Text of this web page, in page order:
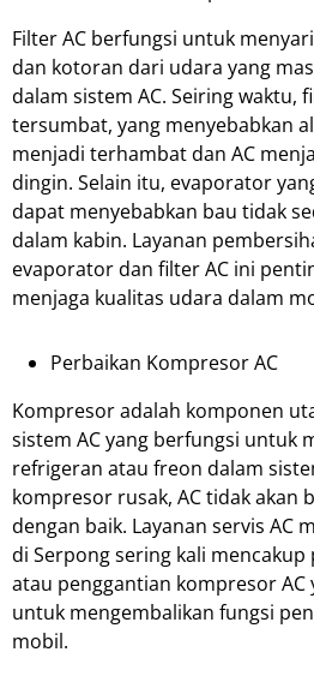
Filter AC berfungsi untuk
dan kotoran dari udara yang
dalam sistem AC. Seiring waktu,
tersumbat, yang menyebabkan
menjadi terhambat dan AC
dingin. Selain itu, evaporator
dapat menyebabkan bau tidak
dalam kabin. Layanan
evaporator dan filter AC ini
menjaga kualitas udara dalam
Perbaikan Kompresor AC
Kompresor adalah komponen
sistem AC yang berfungsi untuk
refrigeran atau freon dalam
kompresor rusak, AC tidak akan
dengan baik. Layanan servis AC
di Serpong sering kali mencakup
atau penggantian kompresor AC
untuk mengembalikan fungsi
mobil.